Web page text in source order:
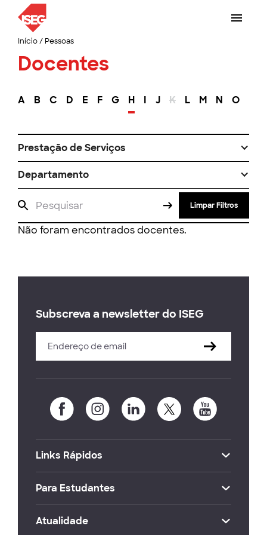
Início/ Pessoas
Docentes
A B C D E F G H I J K L M N O
Prestação de Serviços
Departamento
Limpar Filtros
Não foram encontrados docentes.
Subscreva a newsletter do ISEG
Links Rápidos
Para Estudantes
Atualidade